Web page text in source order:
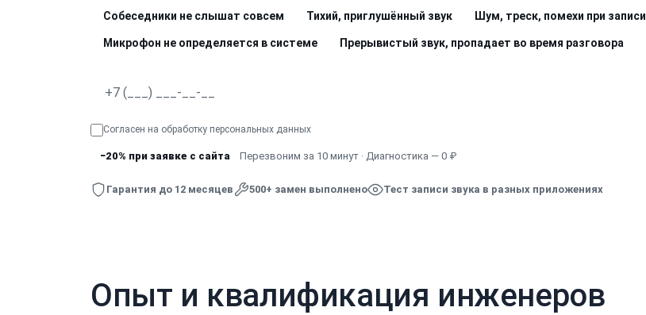
Собеседники не слышат совсем Тихий, приглушённый звук Шум, треск, помехи при записи
Микрофон не определяется в системе Прерывистый звук, пропадает во время разговора
Согласен на обработку персональных данных
−20% при заявке с сайта Перезвоним за 10 минут · Диагностика — 0 ₽
Гарантия до 12 месяцев 500+ замен выполнено Тест записи звука в разных приложениях
Опыт и квалификация инженеров